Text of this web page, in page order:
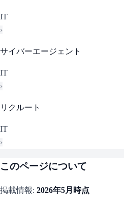
IT
›
サイバーエージェント
IT
›
リクルート
IT
›
このページについて
掲載情報: 2026年5月 時点